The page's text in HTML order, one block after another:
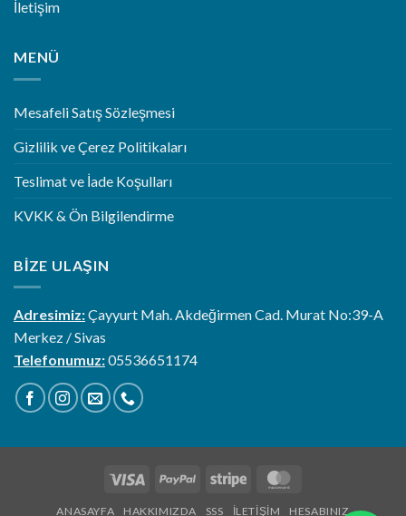
İletişim
MENÜ
Mesafeli Satış Sözleşmesi
Gizlilik ve Çerez Politikaları
Teslimat ve İade Koşulları
KVKK & Ön Bilgilendirme
BIZE ULAŞIN
Adresimiz:Çayyurt Mah. Akdeğirmen Cad. Murat No:39-A
Merkez / Sivas
Telefonumuz:05536651174
Visa PayPal Stripe
ANASAYFA HAKKIMIZDA SSS İLETIŞIM HESABINIZ